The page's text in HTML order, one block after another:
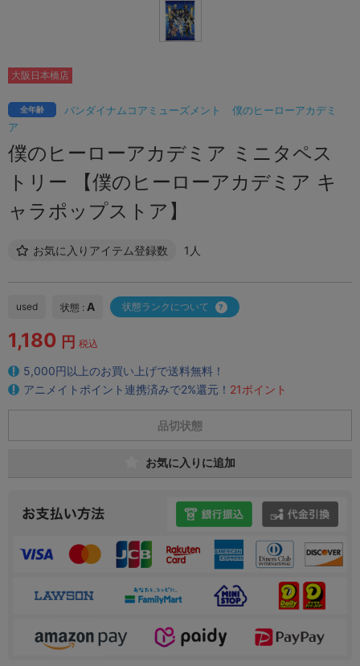
バンダイナムコアミューズメント
僕のヒーローアカデミ
ア
全年齢
僕のヒーローアカデミア ミニタペス
トリー 【僕のヒーローアカデミア キ
ャラポップストア】
お気に入りアイテム登録数 1人
大阪日本橋店
used 状態 : A 状態ランクについて
1,180 円 税込
5,000円以上のお買い上げで送料無料！
アニメイトポイント連携済みで2%還元！ 21ポイント
品切状態
お気に入りに追加